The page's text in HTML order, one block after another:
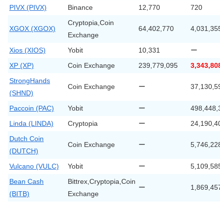
PIVX (PIVX)
Binance 12,770 720
XGOX (XGOX)
Cryptopia,Coin
Exchange
64,402,770
Xios (XIOS) Yobit 10,331
ー
XP (XP)
Coin Exchange 239,779,095
StrongHands
(SHND)
Coin Exchange ー
Paccoin (PAC) Yobit ー
Linda (LINDA)
Cryptopia ー
Dutch Coin
(DUTCH)
Coin Exchange ー
Vulcano (VULC) Yobit ー
Bean Cash
(BITB)
Bittrex,Cryptopia,Coin
Exchange
ー